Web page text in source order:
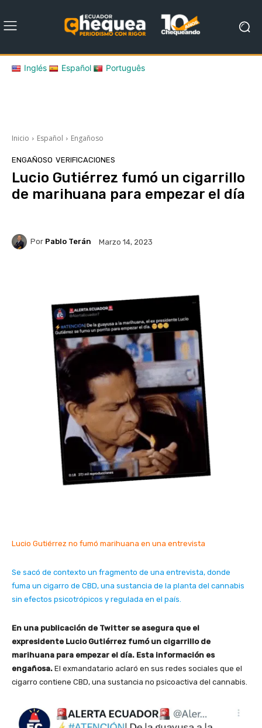
Inglés Español Português
Inicio Español Engañoso
ENGAÑOSO VERIFICACIONES
Lucio Gutiérrez fumó un cigarrillo
de marihuana para empezar el día
Por Pablo Terán Marzo 14, 2023
Lucio Gutiérrez no fumó marihuana en una entrevista
Se sacó de contexto un fragmento de una entrevista, donde
fuma un cigarro de CBD, una sustancia de la planta del cannabis
sin efectos psicotrópicos y regulada en el país.
En una publicación de Twitter se asegura que el
expresidente Lucio Gutiérrez fumó un cigarrillo de
marihuana para empezar el día. Esta información es
engañosa. El exmandatario aclaró en sus redes sociales que el
cigarro contiene CBD, una sustancia no psicoactiva del cannabis.